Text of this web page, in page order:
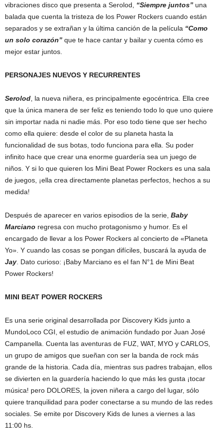
vibraciones disco que presenta a Serolod,
“Siempre juntos” una
balada que cuenta la tristeza de los Power Rockers cuando están
separados y se extrañan y la última canción de la película “Como
un solo corazón” que te hace cantar y bailar y cuenta cómo es
mejor estar juntos.
PERSONAJES NUEVOS Y RECURRENTES
Serolod , la nueva niñera, es principalmente egocéntrica. Ella cree
que la única manera de ser feliz es teniendo todo lo que uno quiere
sin importar nada ni nadie más. Por eso todo tiene que ser hecho
como ella quiere: desde el color de su planeta hasta la
funcionalidad de sus botas, todo funciona para ella. Su poder
infinito hace que crear una enorme guardería sea un juego de
niños. Y si lo que quieren los Mini Beat Power Rockers es una sala
de juegos, ¡ella crea directamente planetas perfectos, hechos a su
medida!
Después de aparecer en varios episodios de la serie, Baby
Marciano regresa con mucho protagonismo y humor. Es el
encargado de llevar a los Power Rockers al concierto de «Planeta
Yo». Y cuando las cosas se pongan difíciles, buscará la ayuda de
Jay . Dato curioso: ¡Baby Marciano es el fan N°1 de Mini Beat
Power Rockers!
MINI BEAT POWER ROCKERS
Es una serie original desarrollada por Discovery Kids junto a
MundoLoco CGI, el estudio de animación fundado por Juan José
Campanella. Cuenta las aventuras de FUZ, WAT, MYO y CARLOS,
un grupo de amigos que sueñan con ser la banda de rock más
grande de la historia. Cada día, mientras sus padres trabajan, ellos
se divierten en la guardería haciendo lo que más les gusta ¡tocar
música! pero DOLORES, la joven niñera a cargo del lugar, sólo
quiere tranquilidad para poder conectarse a su mundo de las redes
sociales. Se emite por Discovery Kids de lunes a viernes a las
11:00 hs.